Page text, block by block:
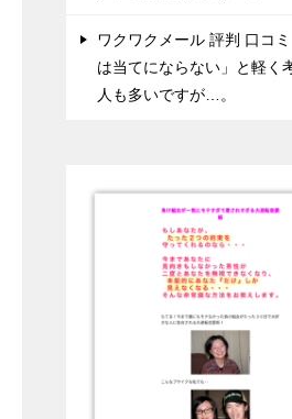
ワクワクメール 評判 口コ
は当てにならない」と軽く
人も多いですが…。